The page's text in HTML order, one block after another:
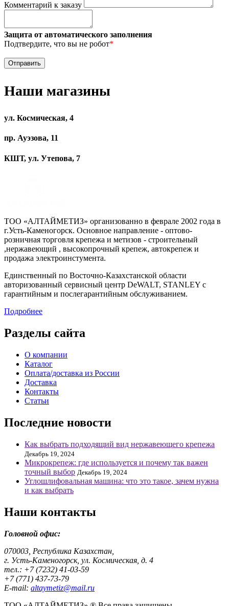
Комментарий к заказу
Защита от автоматического заполнения
Подтвердите, что вы не робот*
Наши магазины
ул. Космическая, 4
пр. Ауэзова, 11
КШТ, ул. Утепова, 7
ТОО «АЛТАЙМЕТИЗ» организованно в феврале 2002 года в
г.Усть-Каменогорск. Основное направление - оптово-
розничная торговля крепежа и метизов - строительный
,нержавеющий , высокопрочный крепеж, автокрепеж и
продажа электроинстумента.
Единственный по Восточно-Казахстанской области
авторизованный сервисный центр DeWALT, STANLEY с
гарантийным и послегарантийным обслуживанием.
Подробнее
Разделы сайта
О компании
Каталог
Оплата/доставка из России
Доставка
Контакты
Статьи
Последние новости
Как выбрать подходящий вид нержавеющего крепежа
Декабрь 19, 2024
Микрокрепеж: где используется и почему так важен
точный выбор Декабрь 19, 2024
Углошлифовальная машина: что это такое, зачем нужна
и как выбрать
Наши контакты
Головной офис:
070003, Республика Казахстан,
г. Усть-Каменогорск, ул. Космическая, д. 4
тел.: +7 (7232) 41-03-59
+7 (771) 437-73-79
E-mail: altaymetiz@mail.ru